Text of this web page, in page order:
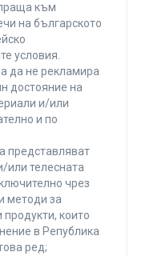
към
на българското
условия.
да не рекламира
достояние на
и/или
и по
представляват
или телесната
чрез
методи за
които
в Република
ред;